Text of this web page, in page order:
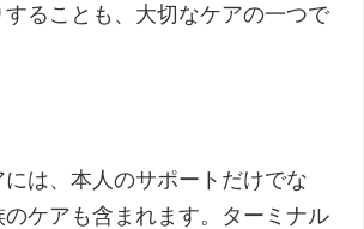
ることも、大切なケアの一つで
は、本人のサポートだけでな
のケアも含まれます。ターミナル